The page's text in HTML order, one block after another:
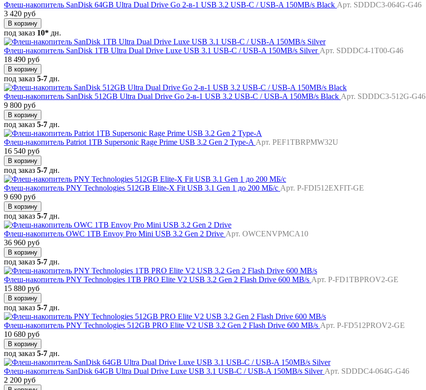
Флеш-накопитель SanDisk 64GB Ultra Dual Drive Go 2-в-1 USB 3.2 USB-C / USB-A 150MB/s Black Арт. SDDDC3-064G-G46
3 420 руб
В корзину
под заказ 10* дн.
Флеш-накопитель SanDisk 1TB Ultra Dual Drive Luxe USB 3.1 USB-C / USB-A 150MB/s SilverАрт. SDDDC4-1T00-G46
18 490 руб
В корзину
под заказ 5-7 дн.
Флеш-накопитель SanDisk 512GB Ultra Dual Drive Go 2-в-1 USB 3.2 USB-C / USB-A 150MB/s Black Арт. SDDDC3-512G-G46
9 800 руб
В корзину
под заказ 5-7 дн.
Флеш-накопитель Patriot 1TB Supersonic Rage Prime USB 3.2 Gen 2 Type-AАрт. PEF1TBRPMW32U
16 540 руб
В корзину
под заказ 5-7 дн.
Флеш-накопитель PNY Technologies 512GB Elite-X Fit USB 3.1 Gen 1 до 200 МБ/с Арт. P-FDI512EXFIT-GE
9 690 руб
В корзину
под заказ 5-7 дн.
Флеш-накопитель OWC 1TB Envoy Pro Mini USB 3.2 Gen 2 Drive Арт. OWCENVPMCA10
36 960 руб
В корзину
под заказ 5-7 дн.
Флеш-накопитель PNY Technologies 1TB PRO Elite V2 USB 3.2 Gen 2 Flash Drive 600 MB/s Арт. P-FD1TBPROV2-GE
15 880 руб
В корзину
под заказ 5-7 дн.
Флеш-накопитель PNY Technologies 512GB PRO Elite V2 USB 3.2 Gen 2 Flash Drive 600 MB/s Арт. P-FD512PROV2-GE
10 680 руб
В корзину
под заказ 5-7 дн.
Флеш-накопитель SanDisk 64GB Ultra Dual Drive Luxe USB 3.1 USB-C / USB-A 150MB/s SilverАрт. SDDDC4-064G-G46
2 200 руб